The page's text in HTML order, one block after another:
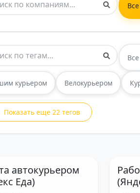
курьером Велокурьером
Показать еще 22 тегов
автокурьером
Еда)